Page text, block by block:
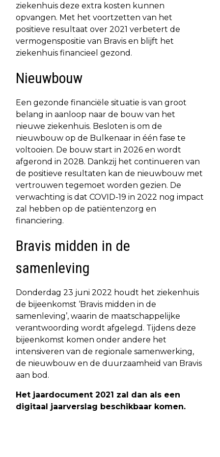
ziekenhuis deze extra kosten kunnen
opvangen. Met het voortzetten van het
positieve resultaat over 2021 verbetert de
vermogenspositie van Bravis en blijft het
ziekenhuis financieel gezond.
Nieuwbouw
Een gezonde financiële situatie is van groot
belang in aanloop naar de bouw van het
nieuwe ziekenhuis. Besloten is om de
nieuwbouw op de Bulkenaar in één fase te
voltooien. De bouw start in 2026 en wordt
afgerond in 2028. Dankzij het continueren van
de positieve resultaten kan de nieuwbouw met
vertrouwen tegemoet worden gezien. De
verwachting is dat COVID-19 in 2022 nog impact
zal hebben op de patiëntenzorg en
financiering.
Bravis midden in de
samenleving
Donderdag 23 juni 2022 houdt het ziekenhuis
de bijeenkomst ‘Bravis midden in de
samenleving’, waarin de maatschappelijke
verantwoording wordt afgelegd. Tijdens deze
bijeenkomst komen onder andere het
intensiveren van de regionale samenwerking,
de nieuwbouw en de duurzaamheid van Bravis
aan bod.
Het jaardocument 2021 zal dan als een
digitaal jaarverslag beschikbaar komen.